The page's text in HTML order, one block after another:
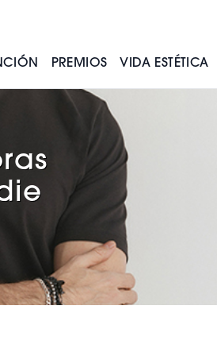
PREMIOS VIDA ESTÉTICA